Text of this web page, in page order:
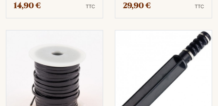
14,90 € TTC 29,90 € TTC